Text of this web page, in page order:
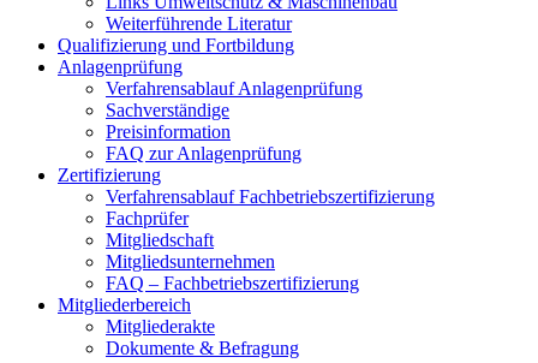
Weiterführende Literatur
Qualifizierung und Fortbildung
Anlagenprüfung
Verfahrensablauf Anlagenprüfung
Sachverständige
Preisinformation
FAQ zur Anlagenprüfung
Zertifizierung
Verfahrensablauf Fachbetriebszertifizierung
Fachprüfer
Mitgliedschaft
Mitgliedsunternehmen
FAQ – Fachbetriebszertifizierung
Mitgliederbereich
Mitgliederakte
Dokumente & Befragung